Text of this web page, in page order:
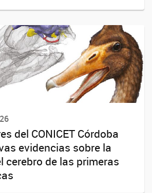
del CONICET Córdoba
evidencias sobre la
cerebro de las primeras